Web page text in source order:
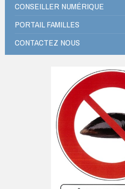
CONSEILLER NUMÉRIQUE
PORTAIL FAMILLES
CONTACTEZ NOUS